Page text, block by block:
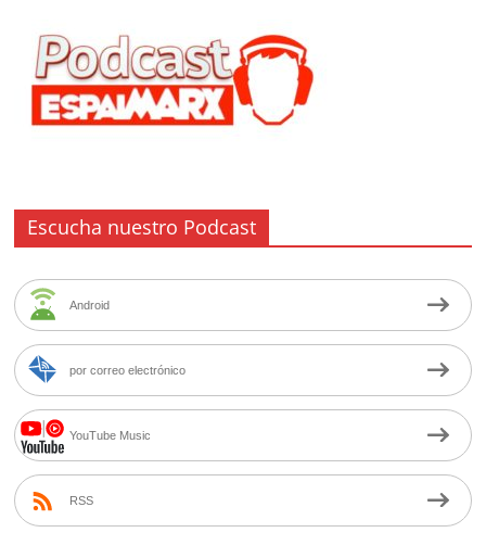
Escucha nuestro Podcast
Android
por correo electrónico
YouTube Music
RSS